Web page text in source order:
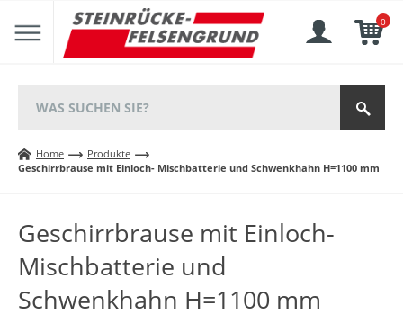
0
Home
Produkte
Geschirrbrause mit Einloch- Mischbatterie und Schwenkhahn H=1100 mm
Geschirrbrause mit Einloch-
Mischbatterie und
Schwenkhahn H=1100 mm